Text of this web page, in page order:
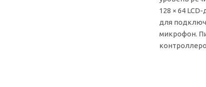
128 × 64
для
микрофон.